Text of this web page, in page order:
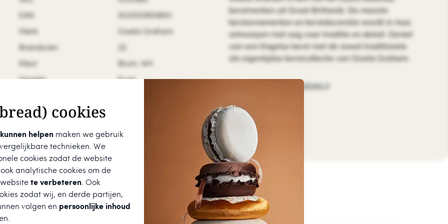
cookies
helpen maken we gebruik
technieken. We
cookies zodat de website
analytische cookies om de
te verbeteren. Ook
zodat wij, en derde partijen,
volgen en persoonlijke inhoud
Merk
Gisela Graham
Branduren
Kleur
Bruin, Wit
Hoogte
9 cm
Diepte
kerstmerken uit Groot Brittanië. De meeste
kerstornamenten en kerstdecoratie wordt in-huis
ontworpen met oog voor traditie en detail. Geniet
van een Engelse kerst met de zowel traditionele
als eigentijdse kerstcollectie van Gisela Graham.
Meer over Gisela Graham
vergelijkbare producten